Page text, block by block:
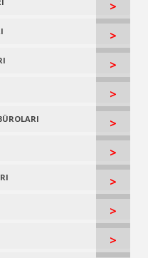
>
>
>
>
>
>
>
>
>